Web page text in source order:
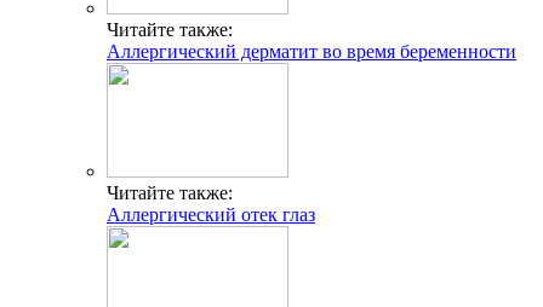
Читайте также:
Аллергический дерматит во время беременности
Читайте также:
Аллергический отек глаз